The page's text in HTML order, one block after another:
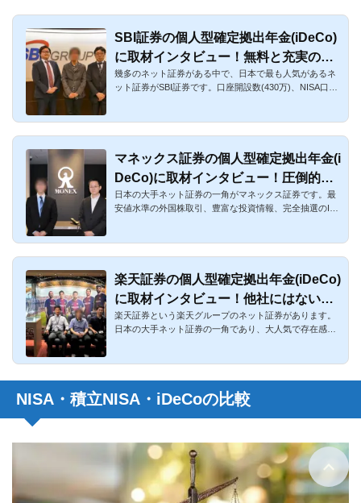
SBI証券の個人型確定拠出年金(iDeCo)
に取材インタビュー！無料と充実の商
品ラインナップがNo.1！
幾多のネット証券がある中で、日本で最も人気があるネ
ット証券がSBI証券です。口座開設数(430万)、NISA口座
マネックス証券の個人型確定拠出年金(i
DeCo)に取材インタビュー！圧倒的な
低コストとアドバイスサービスにエッ
ジあり！
日本の大手ネット証券の一角がマネックス証券です。最
安値水準の外国株取引、豊富な投資情報、完全抽選のIP
楽天証券の個人型確定拠出年金(iDeCo)
に取材インタビュー！他社にはない魅
力が豊富！
楽天証券という楽天グループのネット証券があります。
日本の大手ネット証券の一角であり、大人気で存在感が
NISA・積立NISA・iDeCoの比較